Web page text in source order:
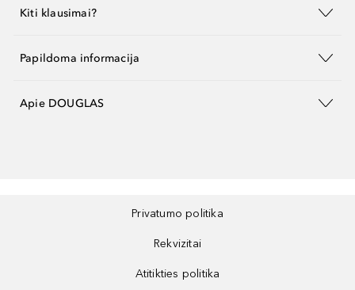
Kiti klausimai?
Papildoma informacija
Apie DOUGLAS
Privatumo politika
Rekvizitai
Atitikties politika